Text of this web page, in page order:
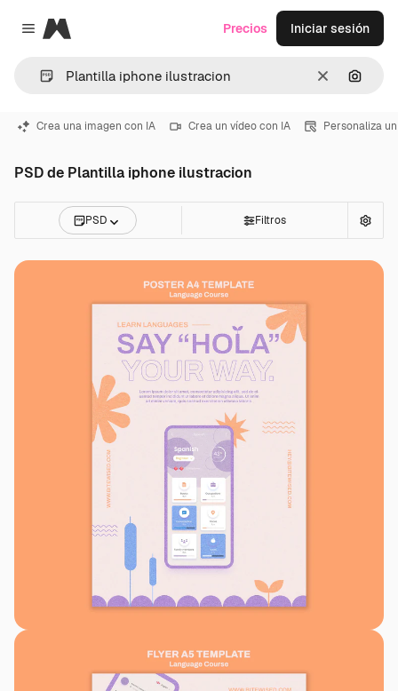
Close menu
Magnific
Borrar
Precios Iniciar sesión
Crea una imagen con IA Crea un vídeo con IA Personaliza
PSD de Plantilla iphone ilustracion
PSD Filtros